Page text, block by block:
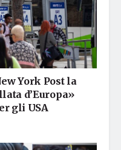
York Post la
d’Europa»
gli USA